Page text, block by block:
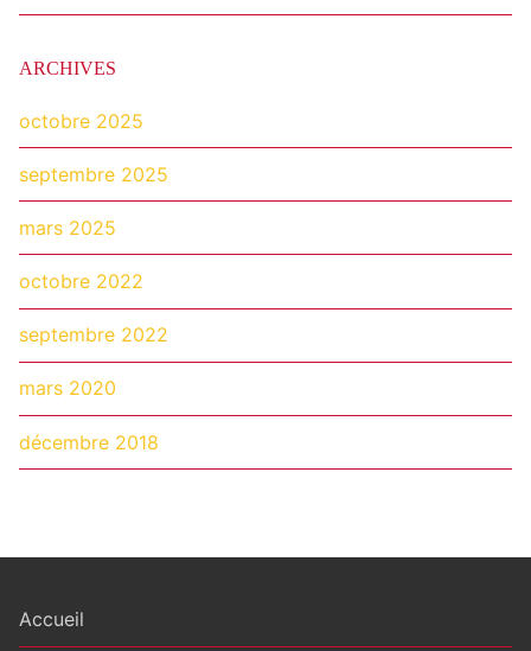
ARCHIVES
octobre 2025
septembre 2025
mars 2025
octobre 2022
septembre 2022
mars 2020
décembre 2018
Accueil